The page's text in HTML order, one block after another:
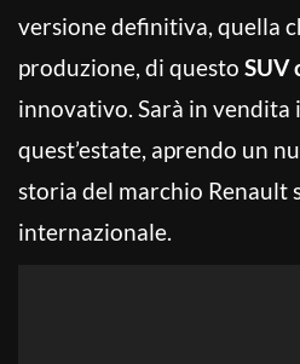
versione definitiva, quella
produzione, di questo SUV
innovativo. Sarà in vendita
quest’estate, aprendo un
storia del marchio Renault
internazionale.